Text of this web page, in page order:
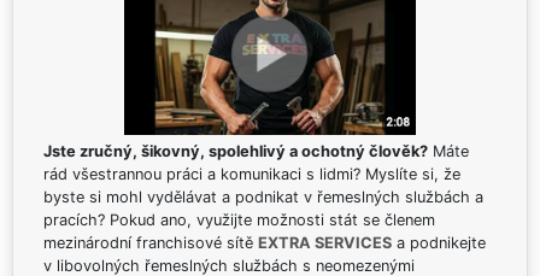
Jste zručný, šikovný, spolehlivý a ochotný člověk? Máte
rád všestrannou práci a komunikaci s lidmi? Myslíte si, že
byste si mohl vydělávat a podnikat v řemeslných službách a
pracích? Pokud ano, využijte možnosti stát se členem
mezinárodní franchisové sítě EXTRA SERVICES a podnikejte
v libovolných řemeslných službách s neomezenými